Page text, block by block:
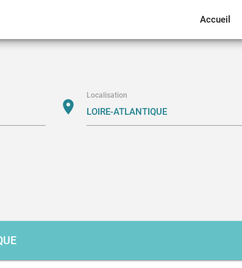
Accueil
location_on
Localisation